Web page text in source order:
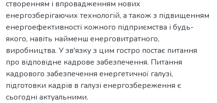
створенням і впровадженням нових
енергозберігаючих технологій, а також з підвищенням
енергоефективності кожного підприємства і будь-
якого, навіть найменш енерговитратного,
виробництва. У зв'язку з цим гостро постає питання
про відповідне кадрове забезпечення. Питання
кадрового забезпечення енергетичної галузі,
підготовки кадрів в галузі енергозбереження є
сьогодні актуальними.